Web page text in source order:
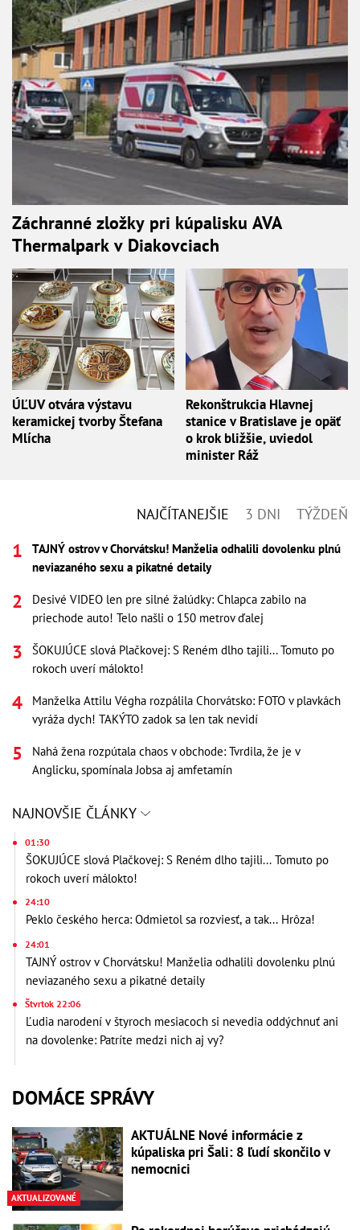
Záchranné zložky pri kúpalisku AVA
Thermalpark v Diakovciach
ÚĽUV otvára výstavu
keramickej tvorby Štefana
Mlícha
Rekonštrukcia Hlavnej
stanice v Bratislave je opäť
o krok bližšie, uviedol
minister Ráž
NAJČÍTANEJŠIE 3 DNI TÝŽDEŇ
TAJNÝ ostrov v Chorvátsku! Manželia odhalili dovolenku plnú
neviazaného sexu a pikatné detaily
Desivé VIDEO len pre silné žalúdky: Chlapca zabilo na
priechode auto! Telo našli o 150 metrov ďalej
ŠOKUJÚCE slová Plačkovej: S Reném dlho tajili... Tomuto po
rokoch uverí málokto!
Manželka Attilu Végha rozpálila Chorvátsko: FOTO v plavkách
vyráža dych! TAKÝTO zadok sa len tak nevidí
Nahá žena rozpútala chaos v obchode: Tvrdila, že je v
Anglicku, spomínala Jobsa aj amfetamín
NAJNOVŠIE ČLÁNKY
01:30
ŠOKUJÚCE slová Plačkovej: S Reném dlho tajili... Tomuto po
rokoch uverí málokto!
24:10
Peklo českého herca: Odmietol sa rozviesť, a tak... Hrôza!
24:01
TAJNÝ ostrov v Chorvátsku! Manželia odhalili dovolenku plnú
neviazaného sexu a pikatné detaily
Štvrtok 22:06
Ľudia narodení v štyroch mesiacoch si nevedia oddýchnuť ani
na dovolenke: Patríte medzi nich aj vy?
DOMÁCE SPRÁVY
AKTUALIZOVANÉ
AKTUÁLNE Nové informácie z
kúpaliska pri Šali: 8 ľudí skončilo v
nemocnici